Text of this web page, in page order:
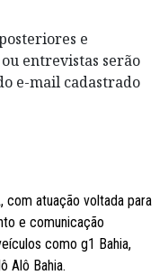
e
entrevistas serão
e-mail cadastrado
com atuação voltada para
e comunicação
como g1 Bahia,
Alô Bahia.